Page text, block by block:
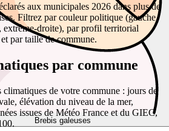
Brebis galeuses
aux municipales 2026 dans plus de
Filtrez par couleur politique (gauche,
extrême-droite), par profil territorial
par taille de commune.
par commune
de votre commune : jours de
élévation du niveau de la mer,
issues de Météo France et du GIEC,